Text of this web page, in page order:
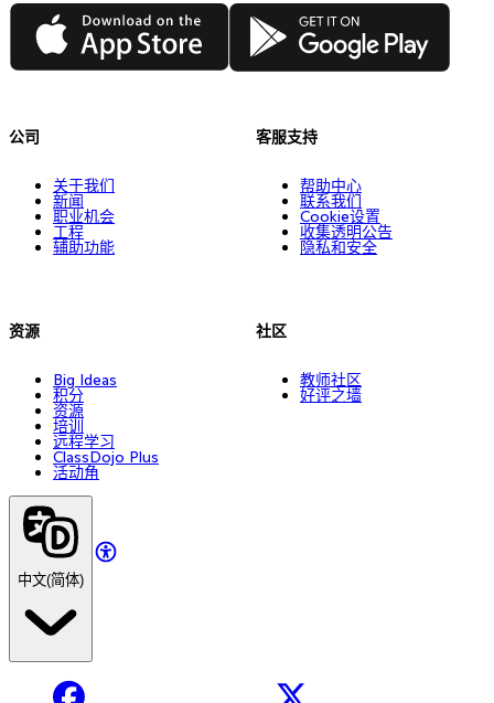
App Store Google Play
公司
关于我们
新闻
职业机会
工程
辅助功能
资源
Big Ideas
积分
资源
培训
远程学习
ClassDojo Plus
活动角
客服支持
帮助中心
联系我们
Cookie设置
收集透明公告
隐私和安全
社区
教师社区
好评之墙
中文(简体)
Facebook X